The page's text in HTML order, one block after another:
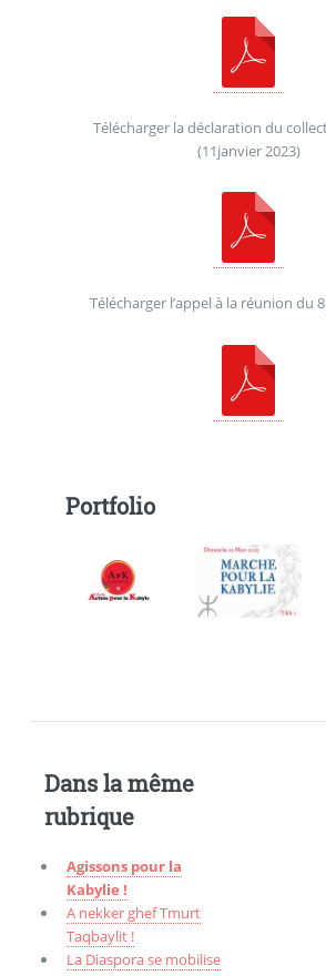
Télécharger la déclaration du
(11janvier 2023)
Télécharger l’appel à la réunion du
Portfolio
Dans la même
rubrique
Agissons pour la
Kabylie !
A nekker ghef Tmurt
Taqbaylit !
La Diaspora se mobilise